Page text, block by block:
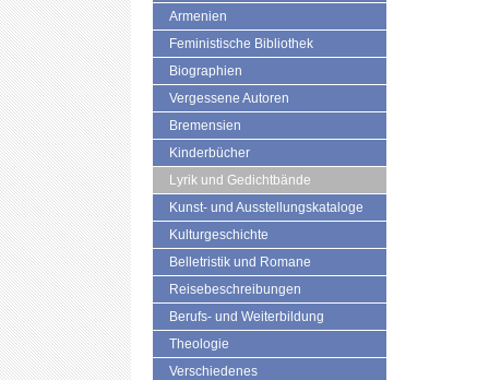
Armenien
Feministische Bibliothek
Biographien
Vergessene Autoren
Bremensien
Kinderbücher
Lyrik und Gedichtbände
Kunst- und Ausstellungskataloge
Kulturgeschichte
Belletristik und Romane
Reisebeschreibungen
Berufs- und Weiterbildung
Theologie
Verschiedenes